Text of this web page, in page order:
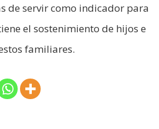
de servir como indicador para
el sostenimiento de hijos e
familiares.